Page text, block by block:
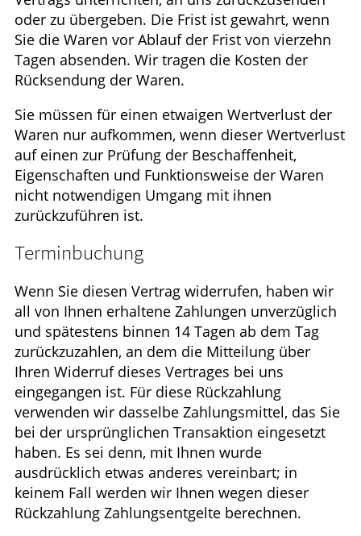
oder zu übergeben. Die Frist ist gewahrt, wenn
Sie die Waren vor Ablauf der Frist von vierzehn
Tagen absenden. Wir tragen die Kosten der
Rücksendung der Waren.
Sie müssen für einen etwaigen Wertverlust der
Waren nur aufkommen, wenn dieser Wertverlust
auf einen zur Prüfung der Beschaffenheit,
Eigenschaften und Funktionsweise der Waren
nicht notwendigen Umgang mit ihnen
zurückzuführen ist.
Terminbuchung
Wenn Sie diesen Vertrag widerrufen, haben wir
all von Ihnen erhaltene Zahlungen unverzüglich
und spätestens binnen 14 Tagen ab dem Tag
zurückzuzahlen, an dem die Mitteilung über
Ihren Widerruf dieses Vertrages bei uns
eingegangen ist. Für diese Rückzahlung
verwenden wir dasselbe Zahlungsmittel, das Sie
bei der ursprünglichen Transaktion eingesetzt
haben. Es sei denn, mit Ihnen wurde
ausdrücklich etwas anderes vereinbart; in
keinem Fall werden wir Ihnen wegen dieser
Rückzahlung Zahlungsentgelte berechnen.